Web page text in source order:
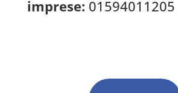
imprese: 01594011205